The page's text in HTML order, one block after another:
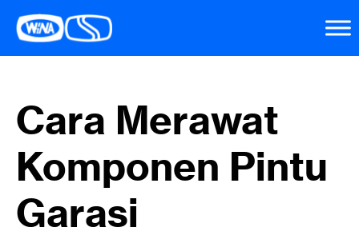
Cara Merawat
Komponen Pintu
Garasi